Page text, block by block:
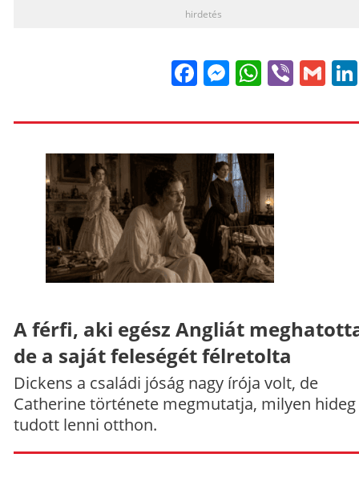
hirdetés
FacebookViber
A férfi, aki egész Angliát
de a saját feleségét félretolta
Dickens a családi jóság nagy írója volt, de
Catherine története megmutatja, milyen hideg
tudott lenni otthon.